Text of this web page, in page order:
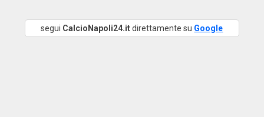
segui CalcioNapoli24.itdirettamente su Google